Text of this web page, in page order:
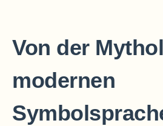
Von der
modernen